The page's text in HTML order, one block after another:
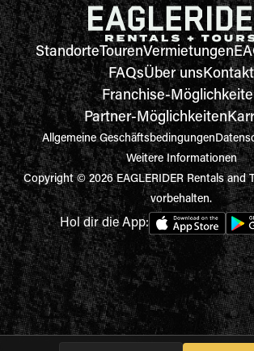
StandorteTourenVermietungen
FAQsÜber unsKontakt
Franchise-
Partner-Möglichkeiten
Allgemeine Geschäftsbedingungen
Weitere Informationen
Copyright © 2026 EAGLERIDER Rentals and
vorbehalten.
Hol dir die App: